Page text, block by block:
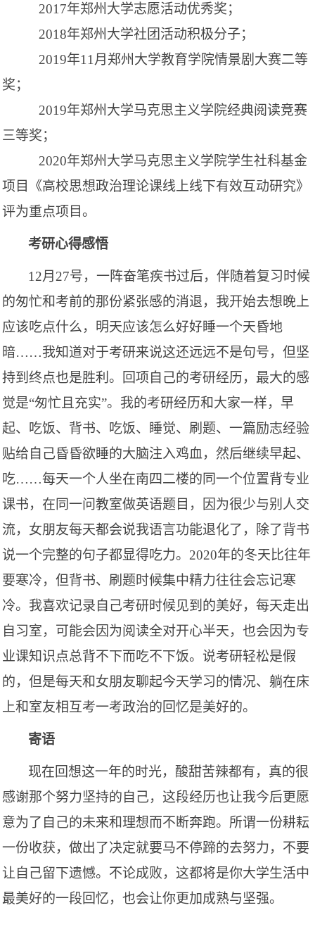
2017年郑州大学志愿活动优秀奖；
2018年郑州大学社团活动积极分子；
2019年11月郑州大学教育学院情景剧大赛二等
奖；
2019年郑州大学马克思主义学院经典阅读竞赛
三等奖；
2020年郑州大学马克思主义学院学生社科基金
项目《高校思想政治理论课线上线下有效互动研究》
评为重点项目。
考研心得感悟
12月27号，一阵奋笔疾书过后，伴随着复习时候
的匆忙和考前的那份紧张感的消退，我开始去想晚上
应该吃点什么，明天应该怎么好好睡一个天昏地
暗……我知道对于考研来说这还远远不是句号，但坚
持到终点也是胜利。回项自己的考研经历，最大的感
觉是“匆忙且充实”。我的考研经历和大家一样，早
起、吃饭、背书、吃饭、睡觉、刷题、一篇励志经验
贴给自己昏昏欲睡的大脑注入鸡血，然后继续早起、
吃……每天一个人坐在南四二楼的同一个位置背专业
课书，在同一问教室做英语题目，因为很少与别人交
流，女朋友每天都会说我语言功能退化了，除了背书
说一个完整的句子都显得吃力。 2020年的冬天比往年
要寒冷，但背书、刷题时候集中精力往往会忘记寒
冷。我喜欢记录自己考研时候见到的美好，每天走出
自习室，可能会因为阅读全对开心半天，也会因为专
业课知识点总背不下而吃不下饭。说考研轻松是假
的，但是每天和女朋友聊起今天学习的情况、躺在床
上和室友相互考一考政治的回忆是美好的。
寄语
现在回想这一年的时光，酸甜苦辣都有，真的很
感谢那个努力坚持的自己，这段经历也让我今后更愿
意为了自己的未来和理想而不断奔跑。所谓一份耕耘
一份收获，做出了决定就要马不停蹄的去努力，不要
让自己留下遗憾。不论成败，这都将是你大学生活中
最美好的一段回忆，也会让你更加成熟与坚强。